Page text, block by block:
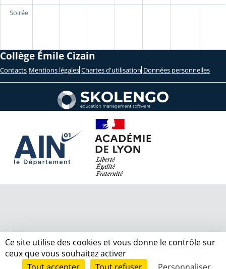
Soirée
Collège Émile Cizain
Contacts Mentions légales Chartes d'utilisation Données personnelles
Ce site utilise des cookies et vous donne le contrôle sur
ceux que vous souhaitez activer